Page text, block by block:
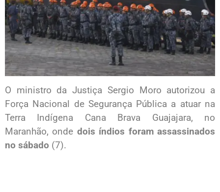
O ministro da Justiça Sergio Moro autorizou a
Força Nacional de Segurança Pública a atuar na
Terra Indígena Cana Brava Guajajara, no
Maranhão, onde dois índios foram assassinados
no sábado (7).